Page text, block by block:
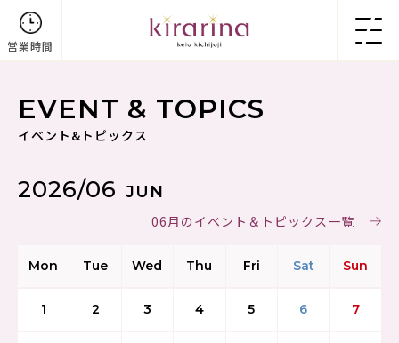
営業時間
EVENT & TOPICS
イベント&トピックス
2026/06 JUN
06月のイベント＆トピックス一覧
Mon Tue Wed Thu Fri Sat Sun
1 2 3 4 5 6 7